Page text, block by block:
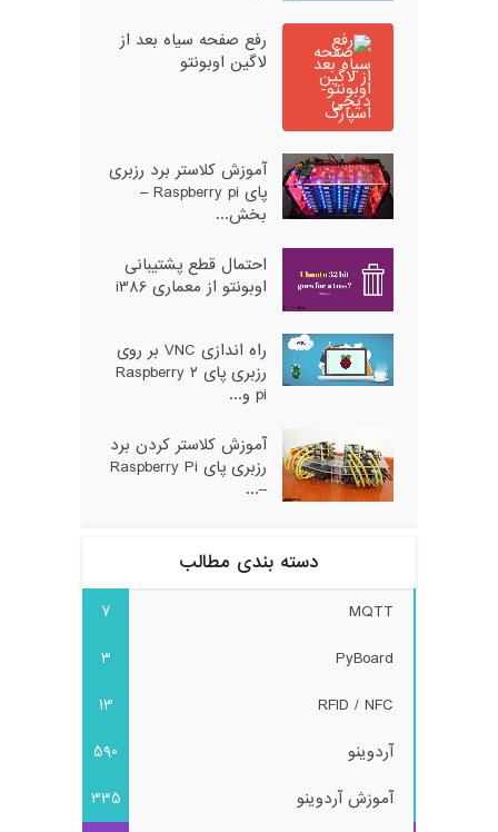
رفع صفحه سیاه بعد از
لاگین اوبونتو
آموزش کلاستر برد رزبری
پای Raspberry pi –
بخش...
احتمال قطع پشتیبانی
اوبونتو از معماری i386
راه اندازی VNC بر روی
رزبری پای ۲ Raspberry
pi و...
آموزش کلاستر کردن برد
رزبری پای Raspberry Pi
–...
دسته بندی مطالب
MQTT
7
PyBoard
3
RFID / NFC
13
آردوینو
590
آموزش آردوینو
335